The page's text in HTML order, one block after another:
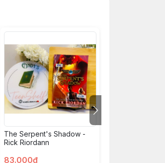
The Serpent's Shadow -
Rick Riordann
83.000đ